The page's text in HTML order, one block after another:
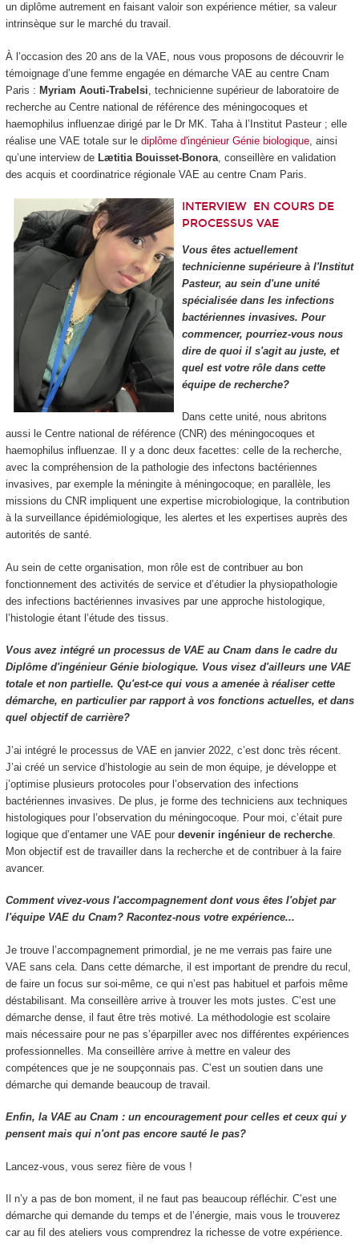
un diplôme autrement en faisant valoir son expérience métier, sa valeur
intrinsèque sur le marché du travail.
À l’occasion des 20 ans de la VAE, nous vous proposons de découvrir le
témoignage d’une femme engagée en démarche VAE au centre Cnam
Paris : Myriam Aouti-Trabelsi , technicienne supérieur de laboratoire de
recherche au Centre national de référence des méningocoques et
haemophilus influenzae dirigé par le Dr MK. Taha à l’Institut Pasteur ; elle
réalise une VAE totale sur le diplôme d'ingénieur Génie biologique, ainsi
qu’une interview de Lætitia Bouisset-Bonora, conseillère en validation
des acquis et coordinatrice régionale VAE au centre Cnam Paris.
INTERVIEWEN COURS DE
PROCESSUS VAE
Vous êtes actuellement
technicienne supérieure à l'Institut
Pasteur, au sein d'une unité
spécialisée dans les infections
bactériennes invasives. Pour
commencer, pourriez-vous nous
dire de quoi il s'agit au juste, et
quel est votre rôle dans cette
équipe de recherche?
Dans cette unité, nous abritons
aussi le Centre national de référence (CNR) des méningocoques et
haemophilus influenzae. Il y a donc deux facettes: celle de la recherche,
avec la compréhension de la pathologie des infectons bactériennes
invasives, par exemple la méningite à méningocoque; en parallèle, les
missions du CNR impliquent une expertise microbiologique, la contribution
à la surveillance épidémiologique, les alertes et les expertises auprès des
autorités de santé.
Au sein de cette organisation, mon rôle est de contribuer au bon
fonctionnement des activités de service et d’étudier la physiopathologie
des infections bactériennes invasives par une approche histologique,
l’histologie étant l’étude des tissus.
Vous avez intégré un processus de VAE au Cnam dans le cadre du
Diplôme d'ingénieur Génie biologique. Vous visez d'ailleurs une VAE
totale et non partielle. Qu'est-ce qui vous a amenée à réaliser cette
démarche, en particulier par rapport à vos fonctions actuelles, et dans
quel objectif de carrière?
J’ai intégré le processus de VAE en janvier 2022, c’est donc très récent.
J’ai créé un service d’histologie au sein de mon équipe, je développe et
j’optimise plusieurs protocoles pour l’observation des infections
bactériennes invasives. De plus, je forme des techniciens aux techniques
histologiques pour l’observation du méningocoque. Pour moi, c’était pure
logique que d’entamer une VAE pour devenir ingénieur de recherche.
Mon objectif est de travailler dans la recherche et de contribuer à la faire
avancer.
Comment vivez-vous l'accompagnement dont vous êtes l'objet par
l'équipe VAE du Cnam? Racontez-nous votre expérience...
Je trouve l’accompagnement primordial, je ne me verrais pas faire une
VAE sans cela. Dans cette démarche, il est important de prendre du recul,
de faire un focus sur soi-même, ce qui n’est pas habituel et parfois même
déstabilisant. Ma conseillère arrive à trouver les mots justes. C’est une
démarche dense, il faut être très motivé. La méthodologie est scolaire
mais nécessaire pour ne pas s’éparpiller avec nos différentes expériences
professionnelles. Ma conseillère arrive à mettre en valeur des
compétences que je ne soupçonnais pas. C’est un soutien dans une
démarche qui demande beaucoup de travail.
Enfin, la VAE au Cnam : un encouragement pour celles et ceux qui y
pensent mais qui n'ont pas encore sauté le pas?
Lancez-vous, vous serez fière de vous !
Il n’y a pas de bon moment, il ne faut pas beaucoup réfléchir. C’est une
démarche qui demande du temps et de l’énergie, mais vous le trouverez
car au fil des ateliers vous comprendrez la richesse de votre expérience.